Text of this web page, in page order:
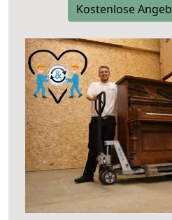
Kostenlose